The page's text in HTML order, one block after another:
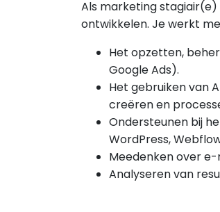
Als marketing
ontwikkelen. Je werkt
Het opzetten,
Google Ads).
Het gebruiken van
creëren en
Ondersteunen bij
WordPress,
Meedenken over
Analyseren van